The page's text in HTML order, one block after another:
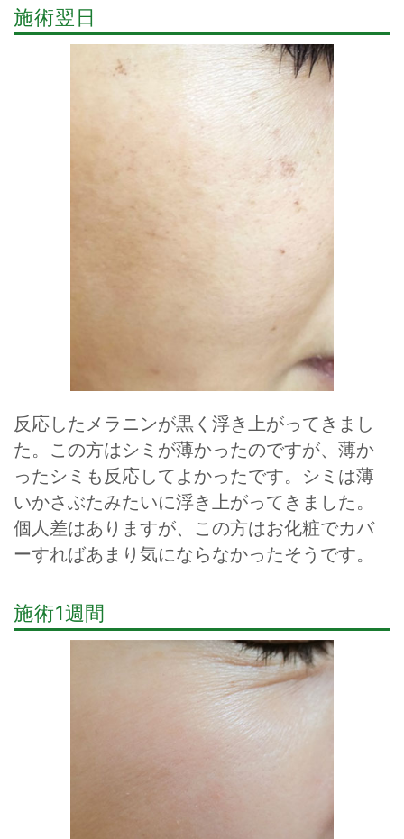
施術翌日
反応したメラニンが黒く浮き上がってきまし
た。この方はシミが薄かったのですが、薄か
ったシミも反応してよかったです。シミは薄
いかさぶたみたいに浮き上がってきました。
個人差はありますが、この方はお化粧でカバ
ーすればあまり気にならなかったそうです。
施術1週間